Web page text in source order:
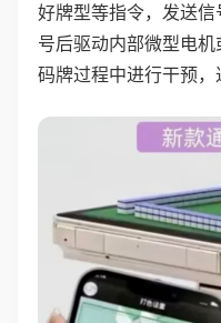
好牌型等指令，发送
号后驱动内部微型电机
码牌过程中进行干预，